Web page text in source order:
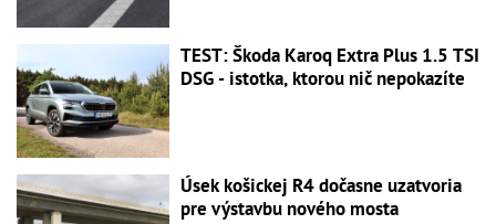
TEST: Škoda Karoq Extra Plus 1.5 TSI
DSG - istotka, ktorou nič nepokazíte
Úsek košickej R4 dočasne uzatvoria
pre výstavbu nového mosta